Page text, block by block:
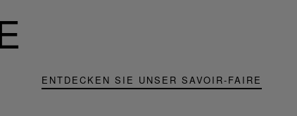
ENTDECKEN SIE UNSER SAVOIR-FAIRE